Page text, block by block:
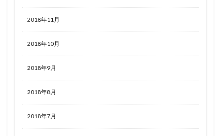
2018年11月
2018年10月
2018年9月
2018年8月
2018年7月